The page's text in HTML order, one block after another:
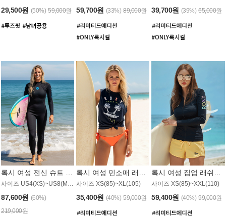
29,500원 (50%) 59,000원 59,700원 (33%) 89,000원 39,700원 (39%) 65,000원
87,600원 (60%)
219,000원
사이즈 XS(85)~XL(105)
35,400원 (40%) 59,000원
사이즈 XS(85)~XXL(110)
59,400원 (40%) 99,000원